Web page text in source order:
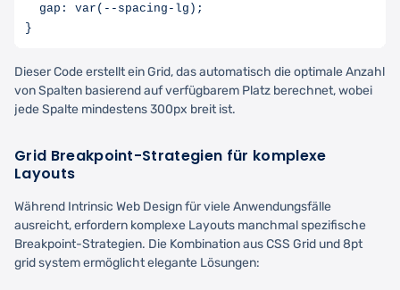
  gap: var(--spacing-lg);
Dieser Code erstellt ein Grid, das automatisch die optimale Anzahl
von Spalten basierend auf verfügbarem Platz berechnet, wobei
jede Spalte mindestens 300px breit ist.
Grid Breakpoint-Strategien für komplexe
Layouts
Während Intrinsic Web Design für viele Anwendungsfälle
ausreicht, erfordern komplexe Layouts manchmal spezifische
Breakpoint-Strategien. Die Kombination aus CSS Grid und 8pt
grid system ermöglicht elegante Lösungen: